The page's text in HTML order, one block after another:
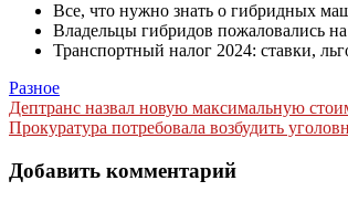
Все, что нужно знать о гибридных
Владельцы гибридов пожаловались
Транспортный налог 2024: ставки,
Разное
Навигация
по
записям
Дептранс назвал новую максимальную
Прокуратура потребовала возбудить
Добавить комментарий